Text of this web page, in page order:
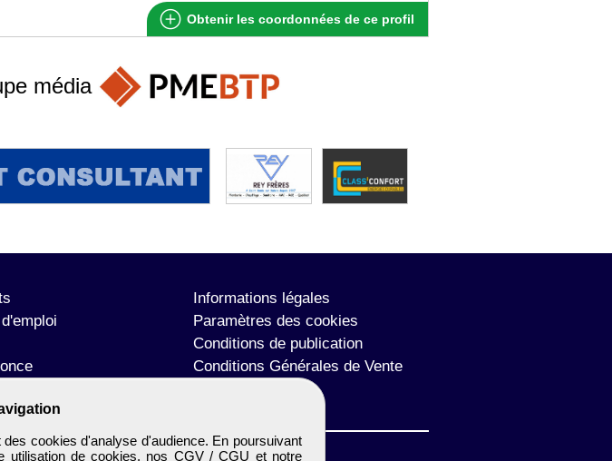
Obtenir les coordonnées de ce profil
cookies d'analyse d'audience. En poursuivant
utilisation de cookies, nos CGV / CGU et notre
média
Informations légales
Paramètres des cookies
Conditions de publication
Conditions Générales de Vente